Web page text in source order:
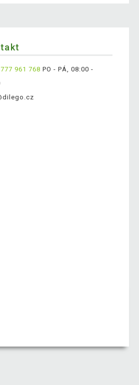
961 768 PO - PÁ, 08:00 -